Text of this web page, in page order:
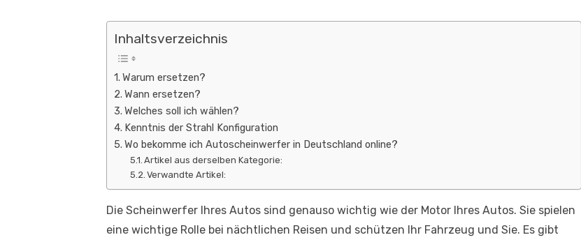
Inhaltsverzeichnis
Warum ersetzen?
Wann ersetzen?
Welches soll ich wählen?
Kenntnis der Strahl Konfiguration
Wo bekomme ich Autoscheinwerfer in Deutschland online?
Artikel aus derselben Kategorie:
Verwandte Artikel:
Die Scheinwerfer Ihres Autos sind genauso wichtig wie der Motor Ihres Autos. Sie spielen
eine wichtige Rolle bei nächtlichen Reisen und schützen Ihr Fahrzeug und Sie. Es gibt